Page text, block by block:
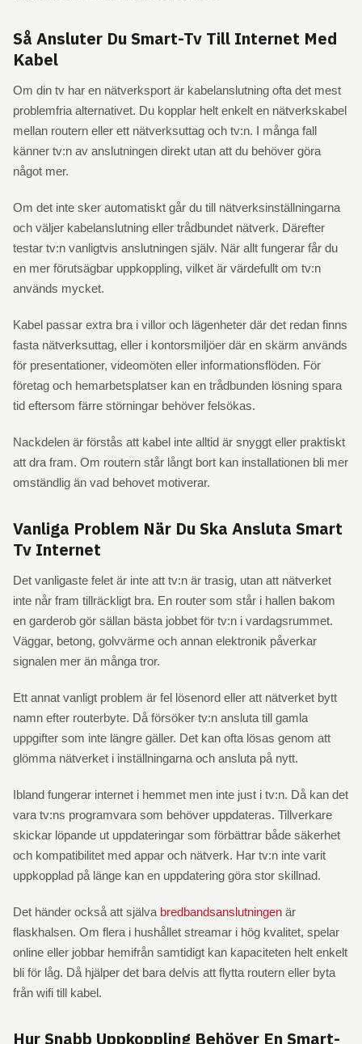
Så Ansluter Du Smart-Tv Till Internet Med
Kabel
Om din tv har en nätverksport är kabelanslutning ofta det mest
problemfria alternativet. Du kopplar helt enkelt en nätverkskabel
mellan routern eller ett nätverksuttag och tv:n. I många fall
känner tv:n av anslutningen direkt utan att du behöver göra
något mer.
Om det inte sker automatiskt går du till nätverksinställningarna
och väljer kabelanslutning eller trådbundet nätverk. Därefter
testar tv:n vanligtvis anslutningen själv. När allt fungerar får du
en mer förutsägbar uppkoppling, vilket är värdefullt om tv:n
används mycket.
Kabel passar extra bra i villor och lägenheter där det redan finns
fasta nätverksuttag, eller i kontorsmiljöer där en skärm används
för presentationer, videomöten eller informationsflöden. För
företag och hemarbetsplatser kan en trådbunden lösning spara
tid eftersom färre störningar behöver felsökas.
Nackdelen är förstås att kabel inte alltid är snyggt eller praktiskt
att dra fram. Om routern står långt bort kan installationen bli mer
omständlig än vad behovet motiverar.
Vanliga Problem När Du Ska Ansluta Smart
Tv Internet
Det vanligaste felet är inte att tv:n är trasig, utan att nätverket
inte når fram tillräckligt bra. En router som står i hallen bakom
en garderob gör sällan bästa jobbet för tv:n i vardagsrummet.
Väggar, betong, golvvärme och annan elektronik påverkar
signalen mer än många tror.
Ett annat vanligt problem är fel lösenord eller att nätverket bytt
namn efter routerbyte. Då försöker tv:n ansluta till gamla
uppgifter som inte längre gäller. Det kan ofta lösas genom att
glömma nätverket i inställningarna och ansluta på nytt.
Ibland fungerar internet i hemmet men inte just i tv:n. Då kan det
vara tv:ns programvara som behöver uppdateras. Tillverkare
skickar löpande ut uppdateringar som förbättrar både säkerhet
och kompatibilitet med appar och nätverk. Har tv:n inte varit
uppkopplad på länge kan en uppdatering göra stor skillnad.
Det händer också att själva bredbandsanslutningen är
flaskhalsen. Om flera i hushållet streamar i hög kvalitet, spelar
online eller jobbar hemifrån samtidigt kan kapaciteten helt enkelt
bli för låg. Då hjälper det bara delvis att flytta routern eller byta
från wifi till kabel.
Hur Snabb Uppkoppling Behöver En Smart-